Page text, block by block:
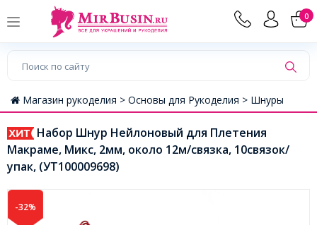
0
Магазин рукоделия > Основы для Рукоделия > Шнуры
Набор Шнур Нейлоновый для Плетения
Макраме, Микс, 2мм, около 12м/связка, 10связок/
упак, (УТ100009698)
-32%